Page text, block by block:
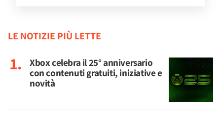
LE NOTIZIE PIÙ LETTE
Xbox celebra il 25° anniversario
con contenuti gratuiti, iniziative e
novità